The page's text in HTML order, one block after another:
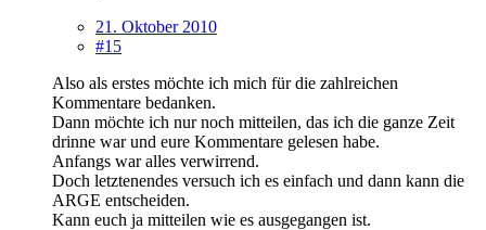
21. Oktober 2010
#15
Also als erstes möchte ich mich für die zahlreichen
Kommentare bedanken.
Dann möchte ich nur noch mitteilen, das ich die ganze Zeit
drinne war und eure Kommentare gelesen habe.
Anfangs war alles verwirrend.
Doch letztenendes versuch ich es einfach und dann kann die
ARGE entscheiden.
Kann euch ja mitteilen wie es ausgegangen ist.